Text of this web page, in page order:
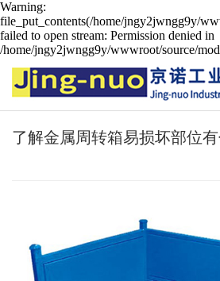
Warning:
file_put_contents(/home/jngy2jwngg9y/
failed to open stream: Permission denied in
/home/jngy2jwngg9y/wwwroot/source/
了解金属周转箱易损坏部位